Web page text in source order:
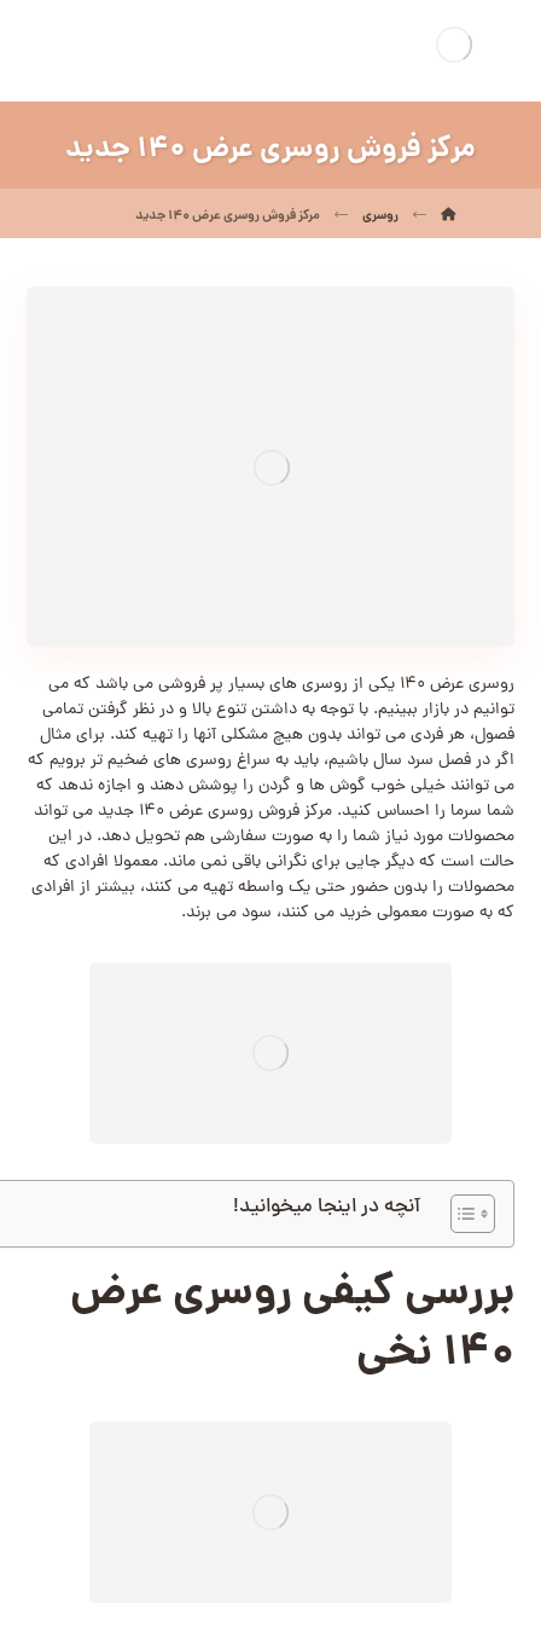
مرکز فروش روسری عرض 140 جدید
روسری مرکز فروش روسری عرض 140 جدید
روسری عرض 140 یکی از روسری های بسیار پر فروشی می باشد که می
توانیم در بازار ببینیم. با توجه به داشتن تنوع بالا و در نظر گرفتن تمامی
فصول، هر فردی می تواند بدون هیچ مشکلی آنها را تهیه کند. برای مثال
اگر در فصل سرد سال باشیم، باید به سراغ روسری های ضخیم تر برویم که
می توانند خیلی خوب گوش ها و گردن را پوشش دهند و اجازه ندهد که
شما سرما را احساس کنید. مرکز فروش روسری عرض 140 جدید می تواند
محصولات مورد نیاز شما را به صورت سفارشی هم تحویل دهد. در این
حالت است که دیگر جایی برای نگرانی باقی نمی ماند. معمولا افرادی که
محصولات را بدون حضور حتی یک واسطه تهیه می کنند، بیشتر از افرادی
که به صورت معمولی خرید می کنند، سود می برند.
آنچه در اینجا میخوانید!
بررسی کیفی روسری عرض
140 نخی